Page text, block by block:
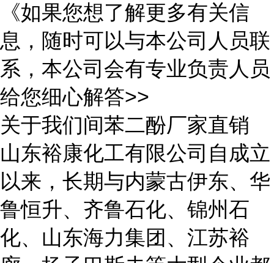
《如果您想了解更多有关信
息，随时可以与本公司人员联
系，本公司会有专业负责人员
给您细心解答>>
关于我们间苯二酚厂家直销
山东裕康化工有限公司自成立
以来，长期与内蒙古伊东、华
鲁恒升、齐鲁石化、锦州石
化、山东海力集团、江苏裕